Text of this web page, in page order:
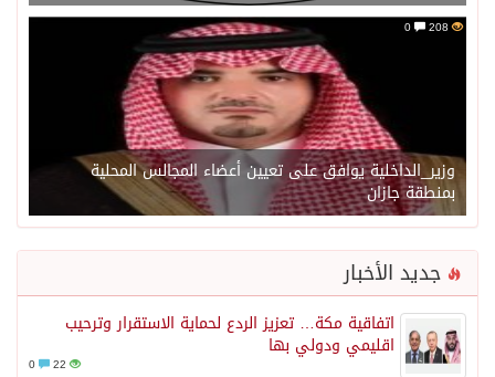
208
وزير_الداخلية يوافق على تعيين أعضاء المجالس المحلية
بمنطقة جازان
جديد الأخبار
اتفاقية مكة… تعزيز الردع لحماية الاستقرار وترحيب
اقليمي ودولي بها
22